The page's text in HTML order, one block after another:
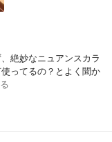
絶妙なニュアンスカラ
ってるの？とよく聞か